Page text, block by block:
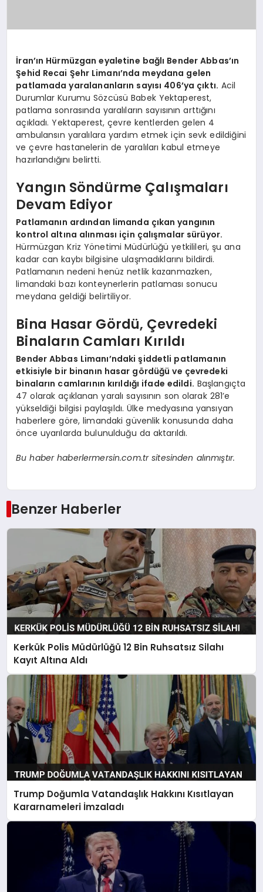
İran’ın Hürmüzgan eyaletine bağlı Bender Abbas’ın
Şehid Recai Şehr Limanı’nda meydana gelen
patlamada yaralananların sayısı 406’ya çıktı. Acil
Durumlar Kurumu Sözcüsü Babek Yektaperest,
patlama sonrasında yaralıların sayısının arttığını
açıkladı. Yektaperest, çevre kentlerden gelen 4
ambulansın yaralılara yardım etmek için sevk edildiğini
ve çevre hastanelerin de yaralıları kabul etmeye
hazırlandığını belirtti.
Yangın Söndürme Çalışmaları
Devam Ediyor
Patlamanın ardından limanda çıkan yangının
kontrol altına alınması için çalışmalar sürüyor.
Hürmüzgan Kriz Yönetimi Müdürlüğü yetkilileri, şu ana
kadar can kaybı bilgisine ulaşmadıklarını bildirdi.
Patlamanın nedeni henüz netlik kazanmazken,
limandaki bazı konteynerlerin patlaması sonucu
meydana geldiği belirtiliyor.
Bina Hasar Gördü, Çevredeki
Binaların Camları Kırıldı
Bender Abbas Limanı’ndaki şiddetli patlamanın
etkisiyle bir binanın hasar gördüğü ve çevredeki
binaların camlarının kırıldığı ifade edildi. Başlangıçta
47 olarak açıklanan yaralı sayısının son olarak 281’e
yükseldiği bilgisi paylaşıldı. Ülke medyasına yansıyan
haberlere göre, limandaki güvenlik konusunda daha
önce uyarılarda bulunulduğu da aktarıldı.
Bu haber haberlermersin.com.tr sitesinden alınmıştır.
Benzer Haberler
Kerkük Polis Müdürlüğü 12 Bin Ruhsatsız Silahı
Kayıt Altına Aldı
Trump Doğumla Vatandaşlık Hakkını Kısıtlayan
Kararnameleri İmzaladı